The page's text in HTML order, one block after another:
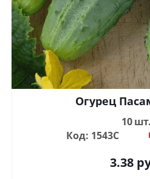
Огурец
10 шт.
Код: 1543С
3.38